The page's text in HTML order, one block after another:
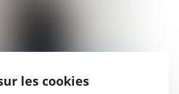
les cookies